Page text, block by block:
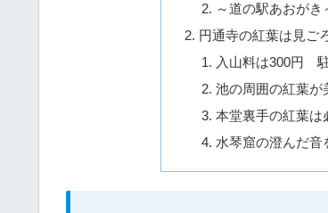
～道の駅あおが
円通寺の紅葉は見ご
入山料は300円
池の周囲の紅葉が
本堂裏手の紅葉は
水琴窟の澄んだ音